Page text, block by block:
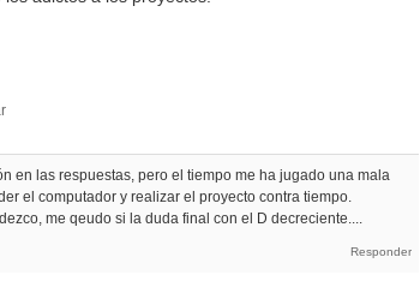
en las respuestas, pero el tiempo me ha jugado una mala
el computador y realizar el proyecto contra tiempo.
me qeudo si la duda final con el D decreciente....